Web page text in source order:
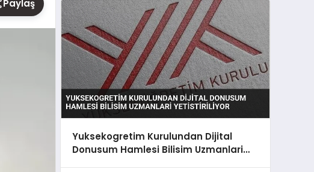
Paylaş
Yuksekogretim Kurulundan Dijital
Donusum Hamlesi Bilisim Uzmanlari